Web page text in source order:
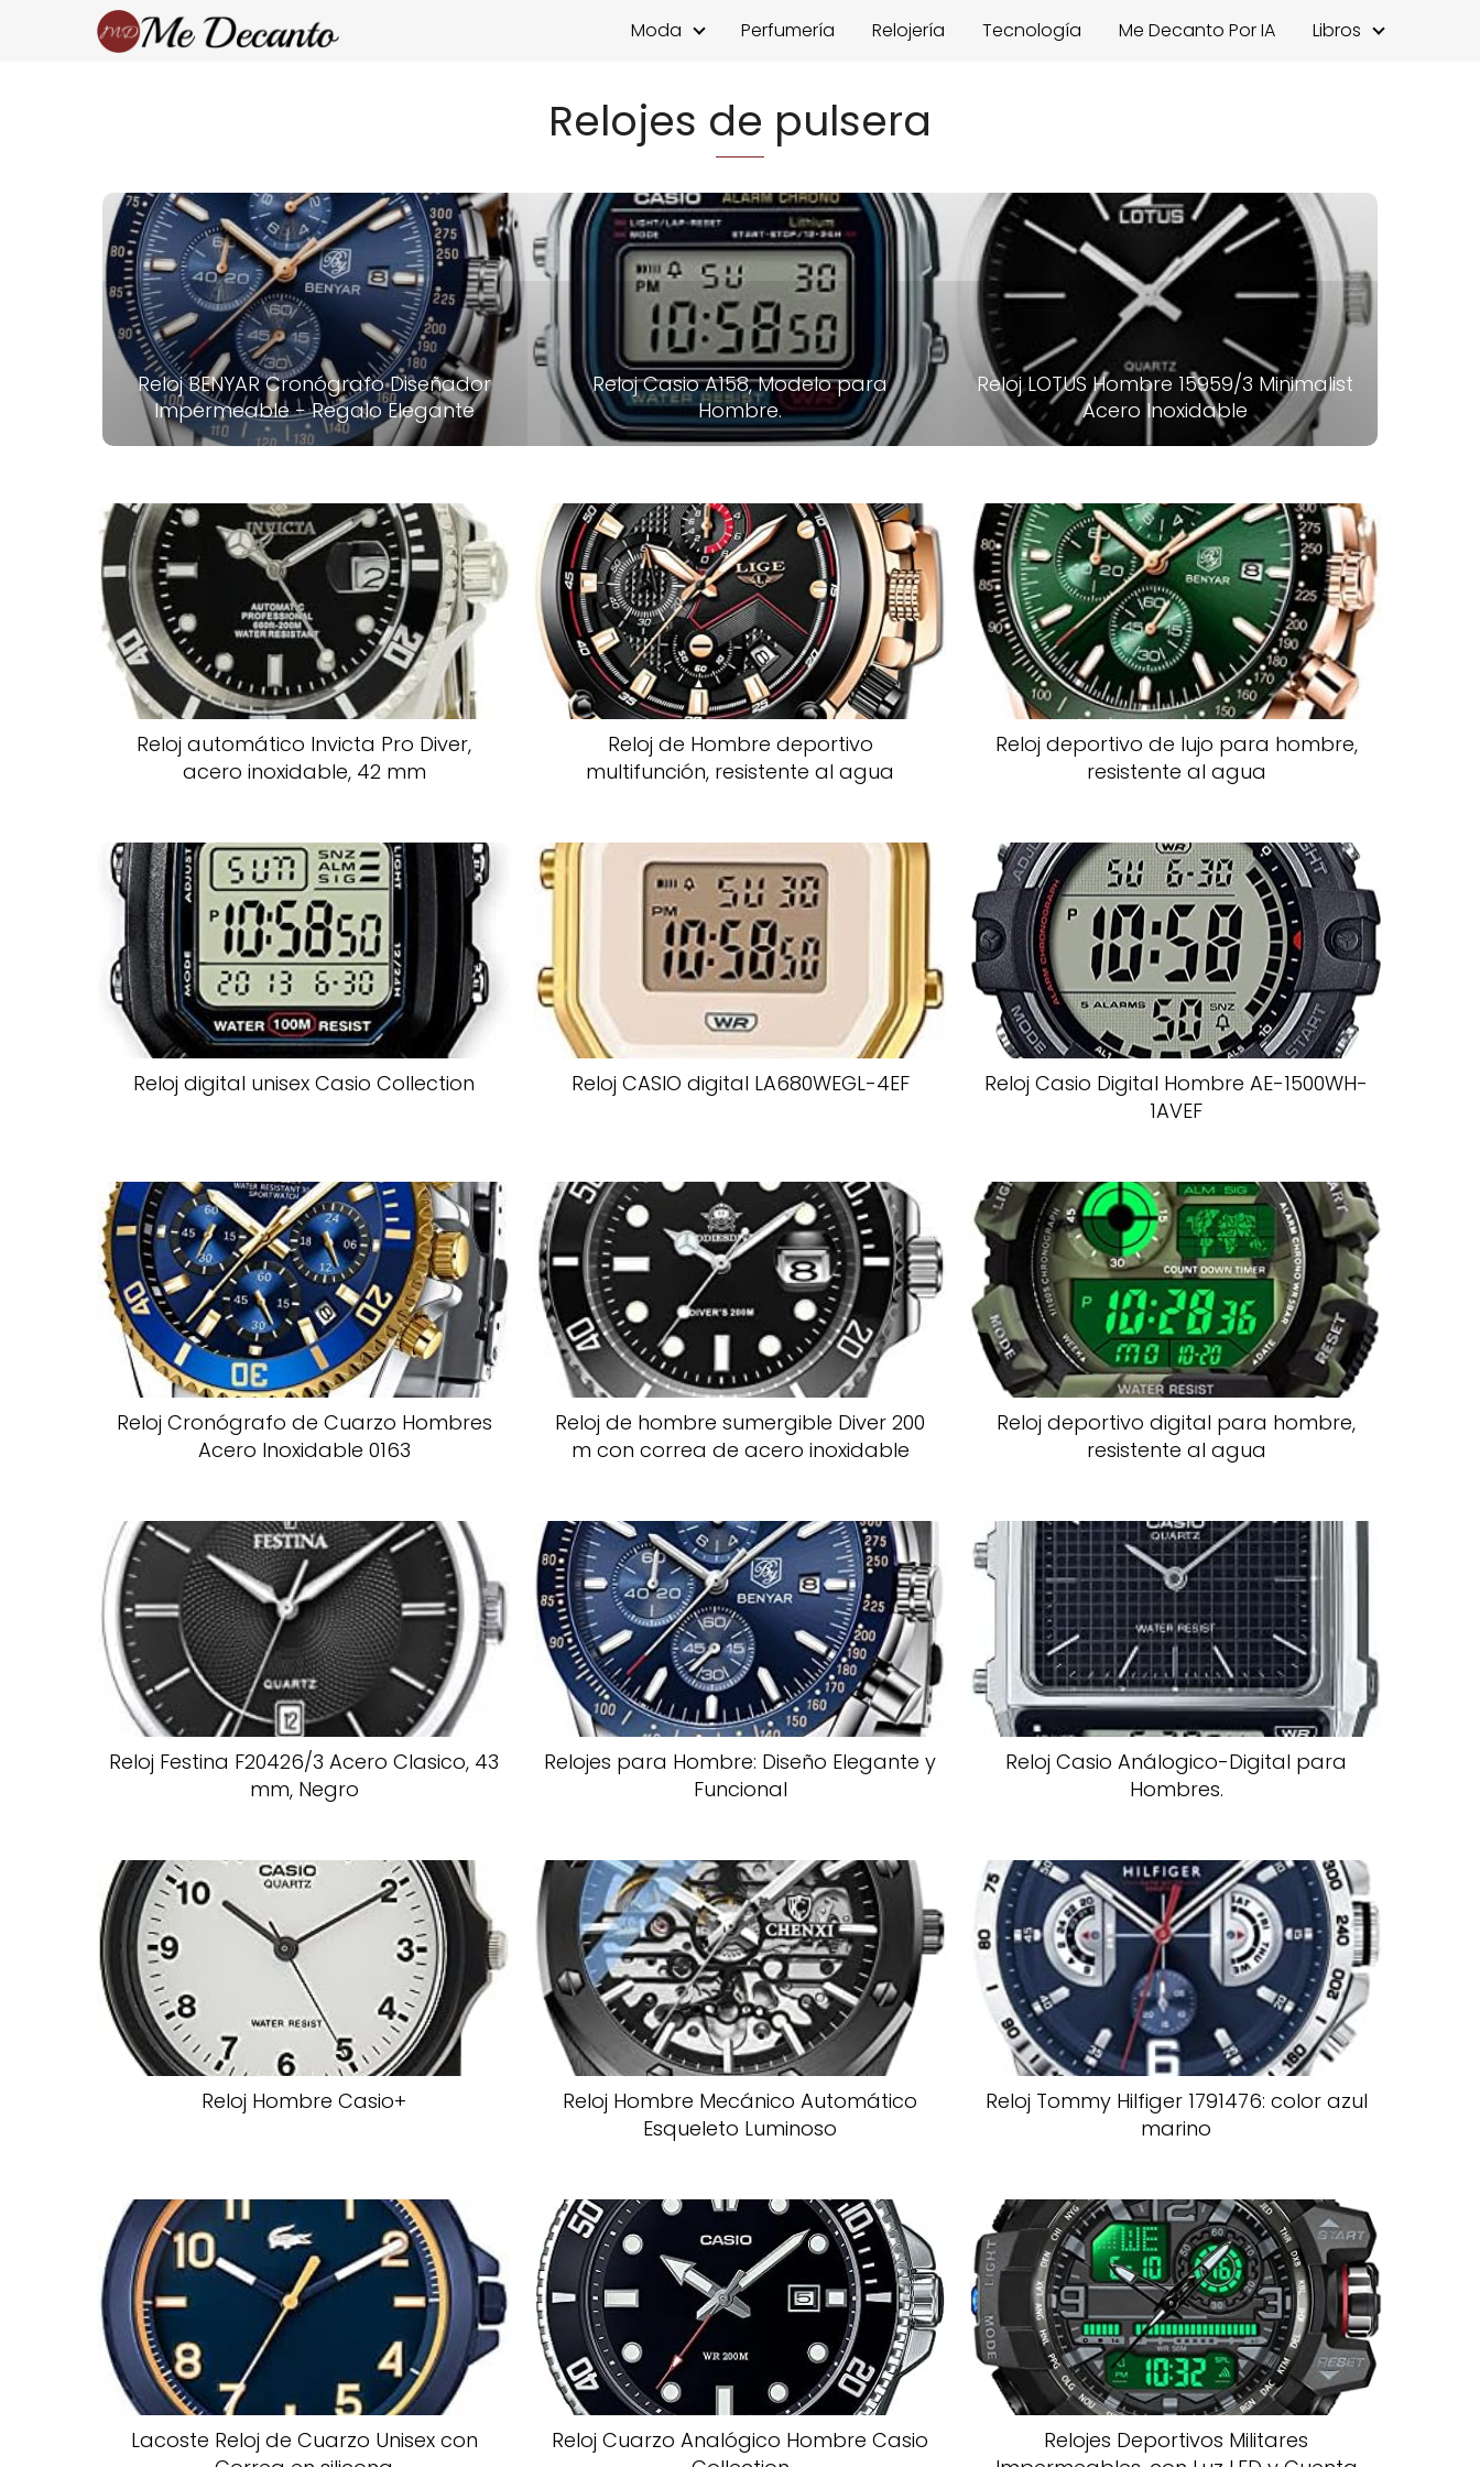
Moda Perfumería Relojería Tecnología Me Decanto Por IA Libros
Relojes de pulsera
Reloj BENYAR Cronógrafo Diseñador
Impermeable - Regalo Elegante
Reloj Casio A158, Modelo para
Hombre.
Reloj LOTUS Hombre 15959/3 Minimalist
Acero Inoxidable
Reloj automático Invicta Pro Diver,
acero inoxidable, 42 mm
Reloj de Hombre deportivo
multifunción, resistente al agua
Reloj deportivo de lujo para hombre,
resistente al agua
Reloj digital unisex Casio Collection Reloj CASIO digital LA680WEGL-4EF
Reloj Casio Digital Hombre AE-1500WH-
1AVEF
Reloj Cronógrafo de Cuarzo Hombres
Acero Inoxidable 0163
Reloj de hombre sumergible Diver 200
m con correa de acero inoxidable
Reloj deportivo digital para hombre,
resistente al agua
Reloj Festina F20426/3 Acero Clasico, 43
mm, Negro
Relojes para Hombre: Diseño Elegante y
Funcional
Reloj Casio Análogico-Digital para
Hombres.
Reloj Hombre Casio+
Reloj Hombre Mecánico Automático
Esqueleto Luminoso
Reloj Tommy Hilfiger 1791476: color azul
marino
Lacoste Reloj de Cuarzo Unisex con
Reloj Cuarzo Analógico Hombre Casio
Relojes Deportivos Militares